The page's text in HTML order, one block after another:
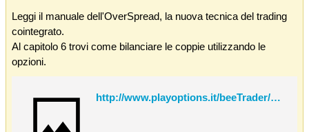
Leggi il manuale dell'OverSpread, la nuova tecnica del trading
cointegrato.
Al capitolo 6 trovi come bilanciare le coppie utilizzando le
opzioni.
http://www.playoptions.it/beeTrader/OverSpread.pdf